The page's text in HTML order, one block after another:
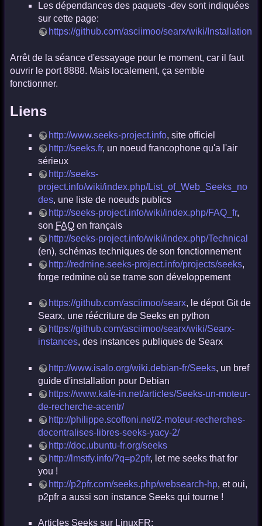
Les dépendances des paquets -dev sont indiquées
sur cette page:
https://github.com/asciimoo/searx/wiki/Installation
Arrêt de la séance d'essayage pour le moment, car il faut
ouvrir le port 8888. Mais localement, ça semble
fonctionner.
Liens
http://www.seeks-project.info, site officiel
http://seeks.fr, un noeud francophone qu'a l'air
sérieux
http://seeks-
project.info/wiki/index.php/List_of_Web_Seeks_no
des, une liste de noeuds publics
http://seeks-project.info/wiki/index.php/FAQ_fr,
son FAQ en français
http://seeks-project.info/wiki/index.php/Technical
(en), schémas techniques de son fonctionnement
http://redmine.seeks-project.info/projects/seeks,
forge redmine où se trame son développement
https://github.com/asciimoo/searx, le dépot Git de
Searx, une réécriture de Seeks en python
https://github.com/asciimoo/searx/wiki/Searx-
instances, des instances publiques de Searx
http://www.isalo.org/wiki.debian-fr/Seeks, un bref
guide d'installation pour Debian
https://www.kafe-in.net/articles/Seeks-un-moteur-
de-recherche-acentr/
http://philippe.scoffoni.net/2-moteur-recherches-
decentralises-libres-seeks-yacy-2/
http://doc.ubuntu-fr.org/seeks
http://lmstfy.info/?q=p2pfr, let me seeks that for
you !
http://p2pfr.com/seeks.php/websearch-hp, et oui,
p2pfr a aussi son instance Seeks qui tourne !
Articles Seeks sur LinuxFR: